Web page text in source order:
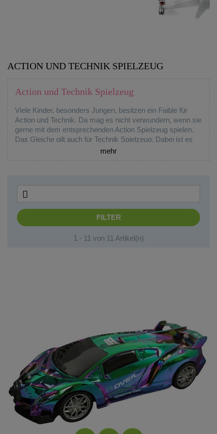
ACTION UND TECHNIK SPIELZEUG
Action und Technik Spielzeug
Viele Kinder, besonders Jungen, besitzen ein Faible für
Action und Technik. Da mag es nicht verwundern, wenn sie
gerne mit dem entsprechenden Action Spielzeug spielen.
Das Gleiche gilt auch für Technik Spielzeug. Dabei ist es
gleichgültig, ob es zum Beispiel um Waffen, Drohnen oder
Roboter geht. Auch ein Detektiv Set ist sehr spannend und
Beyblade entscheiden. Die Abenteurer werden diese Art
der Kurzweil sehr zu schätzen wissen und können sich je
nach Spiel damit die Zeit alleine vertreiben oder
gemeinsam mit Freunden. Oft erweist es sich in der Praxis
auch als sinnvoll, wenn die Eltern hier und da Spieltipps
geben, um den Nachwuchs entsprechend zu inspirieren.
sie sich im Spiel beweisen. Zur Verfügung stehen
diesbezüglich diverse Sets wie zum Beispiel jenes,
welches Maske und Degen umfasst. Das Ninja Schwert
übt ebenfalls eine große Faszination auf Jungen aus,
ebenso das klassische Ritterschwert. Wer mag, kann sich
auch für das Piratenset entscheiden und dieses als
originelle Geschenkidee wählen.
Action und Gemeinschaft
Wer seinem schon etwas grösseren Kind ein
Gemeinschaftsspiel schenken möchte, ist zum Beispiel mit
mehr

FILTER
1 - 11 von 11 Artikel(n)